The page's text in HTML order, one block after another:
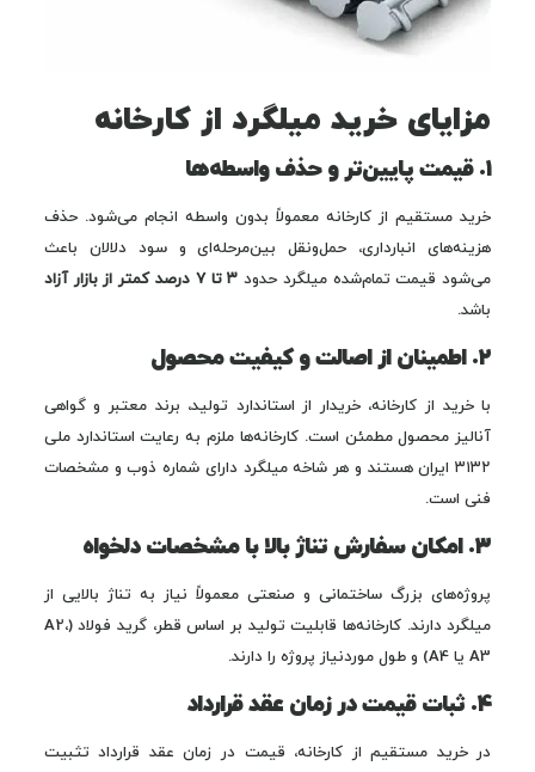
مزایای خرید میلگرد از کارخانه
۱. قیمت پایین‌تر و حذف واسطه‌ها
خرید مستقیم از کارخانه معمولاً بدون واسطه انجام می‌شود. حذف
هزینه‌های انبارداری، حمل‌ونقل بین‌مرحله‌ای و سود دلالان باعث
می‌شود قیمت تمام‌شده میلگرد حدود ۳ تا ۷ درصد کمتر از بازار آزاد
باشد.
۲. اطمینان از اصالت و کیفیت محصول
با خرید از کارخانه، خریدار از استاندارد تولید، برند معتبر و گواهی
آنالیز محصول مطمئن است. کارخانه‌ها ملزم به رعایت استاندارد ملی
۳۱۳۲ ایران هستند و هر شاخه میلگرد دارای شماره ذوب و مشخصات
فنی است.
۳. امکان سفارش تناژ بالا با مشخصات دلخواه
پروژه‌های بزرگ ساختمانی و صنعتی معمولاً نیاز به تناژ بالایی از
میلگرد دارند. کارخانه‌ها قابلیت تولید بر اساس قطر، گرید فولاد (A2،
A3 یا A4) و طول موردنیاز پروژه را دارند.
۴. ثبات قیمت در زمان عقد قرارداد
در خرید مستقیم از کارخانه، قیمت در زمان عقد قرارداد تثبیت